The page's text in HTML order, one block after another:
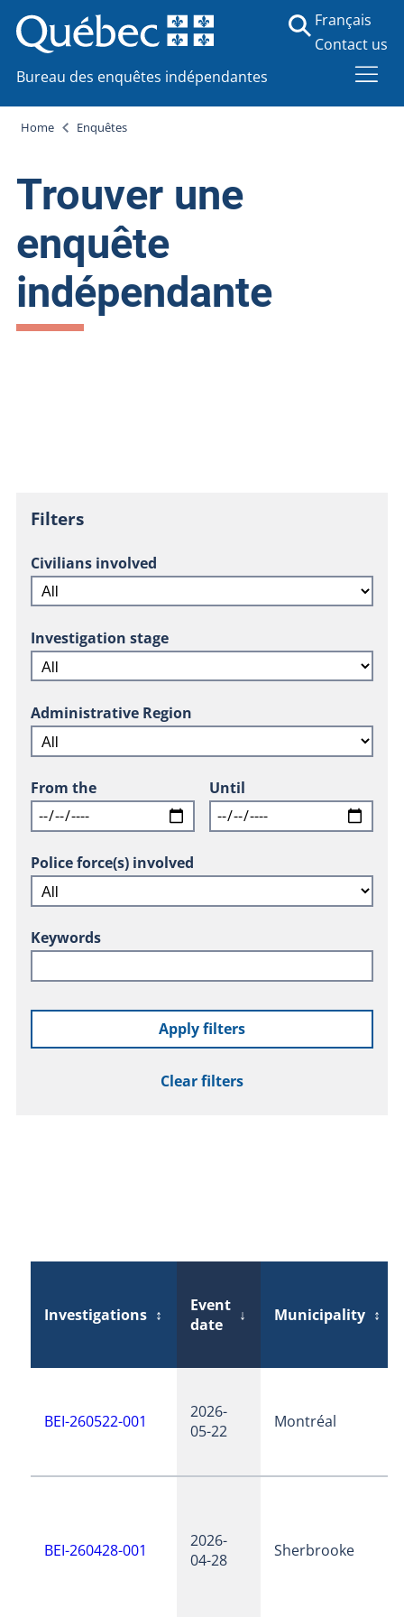
Bureau des enquêtes indépendantes
Français
Contact us
Home Enquêtes
Trouver une
enquête
indépendante
Filters
Civilians involved
Investigation stage
Administrative Region
From the Until
Police force(s) involved
Keywords
Apply filters
Clear filters
Investigations ↕
Event
date
↓ Municipality ↕
BEI-260522-001
2026-
05-22
Montréal
BEI-260428-001
2026-
04-28
Sherbrooke